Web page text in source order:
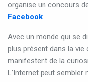
organise un concours
Facebook
Avec un monde qui se
plus présent dans la
manifestent de la
L’Internet peut sembler